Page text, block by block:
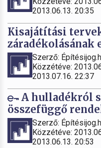
2013.06.13. 20:35
Kisajátítási
záradékolásának
Szerző:
Közzétéve:
2013.07.16. 22:37
A hulladékról
összefüggő
Szerző:
Közzétéve:
2013.06.13. 20:53